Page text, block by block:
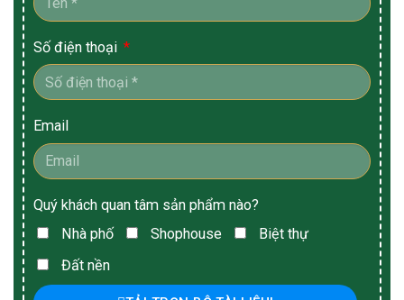
Số điện thoại
Email
Quý khách quan tâm sản phẩm nào?
Nhà phố
Shophouse
Biệt thự
Đất nền